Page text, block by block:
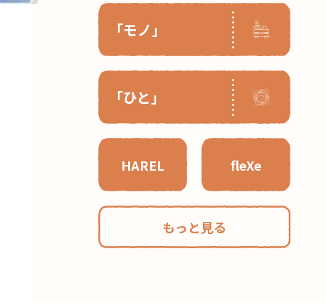
「モノ」
「ひと」
HAREL fleXe
もっと見る